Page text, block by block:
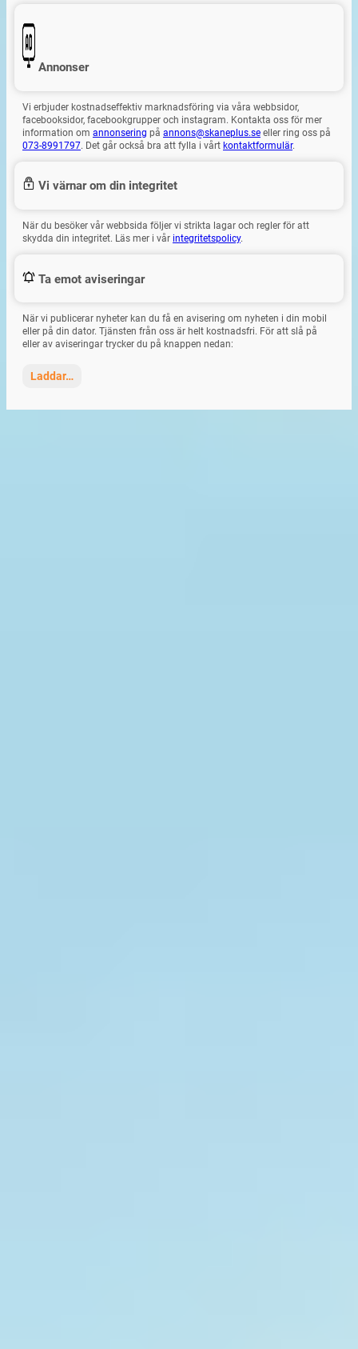
Annonser
Vi erbjuder kostnadseffektiv marknadsföring via våra webbsidor,
facebooksidor, facebookgrupper och instagram. Kontakta oss för mer
information om annonsering på annons@skaneplus.se eller ring oss på
073-8991797. Det går också bra att fylla i vårt kontaktformulär.
Vi värnar om din integritet
När du besöker vår webbsida följer vi strikta lagar och regler för att
skydda din integritet. Läs mer i vår integritetspolicy.
Ta emot aviseringar
När vi publicerar nyheter kan du få en avisering om nyheten i din mobil
eller på din dator. Tjänsten från oss är helt kostnadsfri. För att slå på
eller av aviseringar trycker du på knappen nedan:
Laddar…